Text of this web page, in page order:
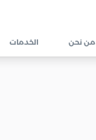
من نحن الخدمات